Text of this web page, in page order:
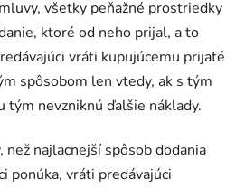
všetky peňažné prostriedky
ktoré od neho prijal, a to
vráti kupujúcemu prijaté
spôsobom len vtedy, ak s tým
tým nevzniknú ďalšie náklady.
najlacnejší spôsob dodania
ponúka, vráti predávajúci